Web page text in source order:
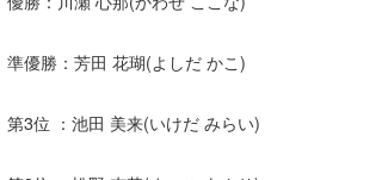
準優勝：芳田 花瑚(よしだ かこ)
第3位 ：池田 美来(いけだ みらい)